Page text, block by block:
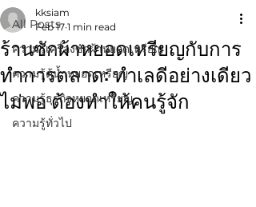
All Posts
ความรู้เครื่องซักผ้าหยอดเหรียญ
ความรู้ตู้น้ำหยอดเหรียญ
ความรู้ธุรกิจหยอดเหรียญ
ความรู้ทั่วไป
ร้านซักผ้าหยอดเหรียญกับการ
ทำการตลาด: ทำเลดีอย่างเดียว
ไม่พอ ต้องทำให้คนรู้จัก
kksiam
Feb 17 1 min read